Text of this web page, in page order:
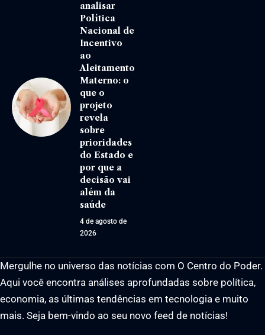
analisar
Política
Nacional de
Incentivo
ao
Aleitamento
Materno: o
que o
projeto
revela
sobre
prioridades
do Estado e
por que a
decisão vai
além da
saúde
4 de agosto de
2026
Mergulhe no universo das notícias com O Centro do Poder.
Aqui você encontra análises aprofundadas sobre política,
economia, as últimas tendências em tecnologia e muito
mais. Seja bem-vindo ao seu novo feed de notícias!